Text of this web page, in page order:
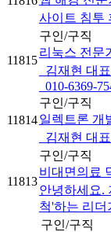
사이트 침투
11815
구인/구직
리눅스 전문
김재현 대
010-6369-
11814
구인/구직
일렉트론 개
김재현 대
11813
구인/구직
비대면의료
안녕하세요.
척'하는 리더
구인/구직